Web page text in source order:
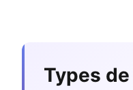
Types